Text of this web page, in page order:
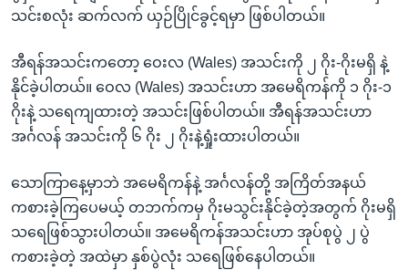
သင်းစလုံး ဆက်လက် ယှဉ်ပြိုင်ခွင့်ရမှာ ဖြစ်ပါတယ်။
အီရန်အသင်းကတော့ ဝေးလ (Wales) အသင်းကို ၂ ဂိုး-ဂိုးမရှိ နဲ့
နိုင်ခဲ့ပါတယ်။ ဝေလ (Wales) အသင်းဟာ အမေရိကန်ကို ၁ ဂိုး-၁
ဂိုးနဲ့ သရေကျထားတဲ့ အသင်းဖြစ်ပါတယ်။ အီရန်အသင်းဟာ
အင်္ဂလန် အသင်းကို ၆ ဂိုး ၂ ဂိုးနဲ့ရှုံးထားပါတယ်။
သောကြာနေ့မှာဘဲ အမေရိကန်နဲ့ အင်္ဂလန်တို့ အကြိတ်အနယ်
ကစားခဲ့ကြပေမယ့် တဘက်ကမှ ဂိုးမသွင်းနိုင်ခဲ့တဲ့အတွက် ဂိုးမရှိ
သရေဖြစ်သွားပါတယ်။ အမေရိကန်အသင်းဟာ အုပ်စုပွဲ ၂ ပွဲ
ကစားခဲ့တဲ့ အထဲမှာ နှစ်ပွဲလုံး သရေဖြစ်နေပါတယ်။